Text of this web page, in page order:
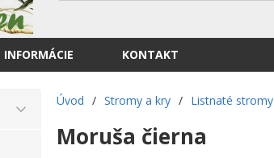
INFORMÁCIE KONTAKT
Úvod / Stromy a kry / Listnaté stromy
Moruša čierna